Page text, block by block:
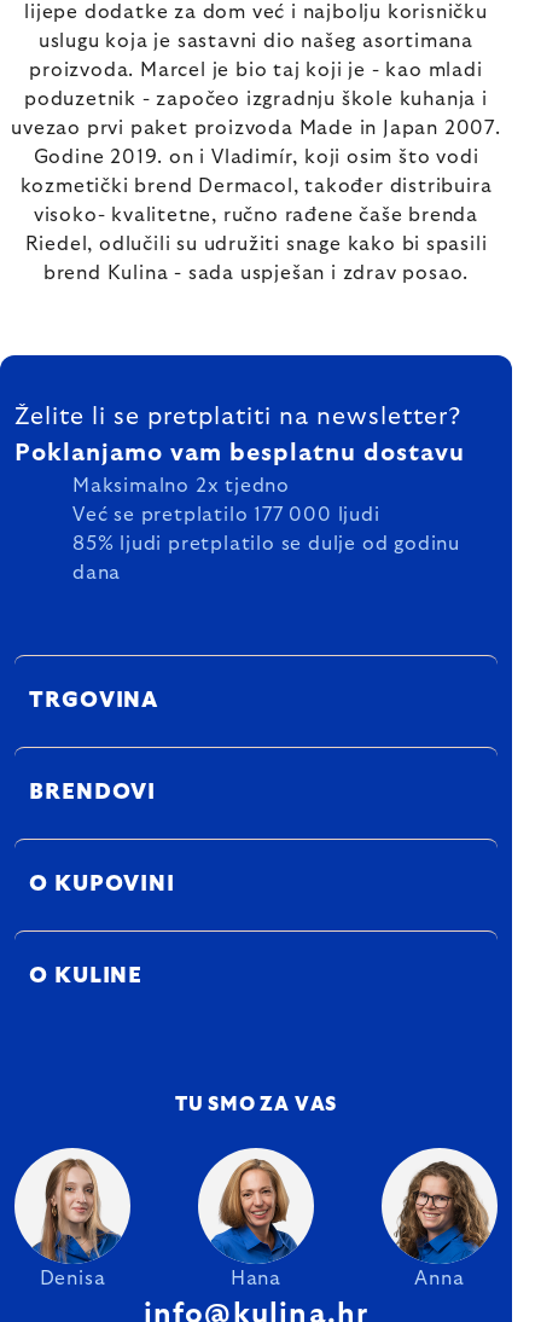
lijepe dodatke za dom već i najbolju korisničku
uslugu koja je sastavni dio našeg asortimana
proizvoda. Marcel je bio taj koji je - kao mladi
poduzetnik - započeo izgradnju škole kuhanja i
uvezao prvi paket proizvoda Made in Japan 2007.
Godine 2019. on i Vladimír, koji osim što vodi
kozmetički brend Dermacol, također distribuira
visoko- kvalitetne, ručno rađene čaše brenda
Riedel, odlučili su udružiti snage kako bi spasili
brend Kulina - sada uspješan i zdrav posao.
FOOTER
Želite li se pretplatiti na newsletter?
Poklanjamo vam besplatnu dostavu
Maksimalno 2x tjedno
Već se pretplatilo 177 000 ljudi
85% ljudi pretplatilo se dulje od godinu
dana
TRGOVINA
BRENDOVI
O KUPOVINI
O KULINE
TU SMO ZA VAS
Denisa Hana Anna
info@kulina.hr